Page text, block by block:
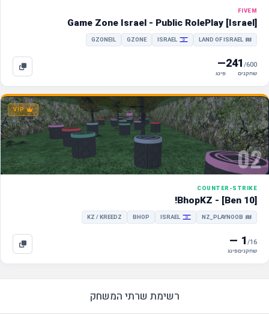
FIVEM
LAND OF ISRAEL
ISRAEL
GZONE
GZONEIL
241/600
שחקנים
—
פינג
02
VIP
COUNTER-STRIKE
!BhopKZ - [Ben 10]
NZ_PLAYNOOB
ISRAEL
BHOP
KZ / KREEDZ
1/16
שחקנים
—
פינג
רשימת שרתי המשחק